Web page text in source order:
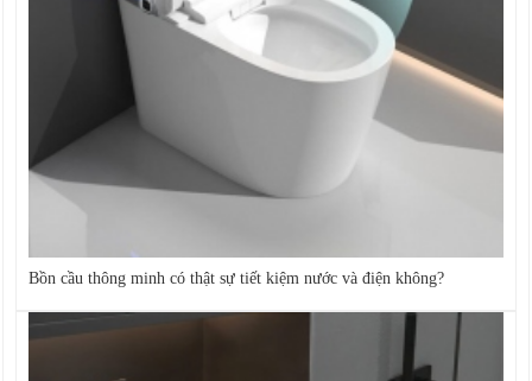
Bồn cầu thông minh có thật sự tiết kiệm nước và điện không?